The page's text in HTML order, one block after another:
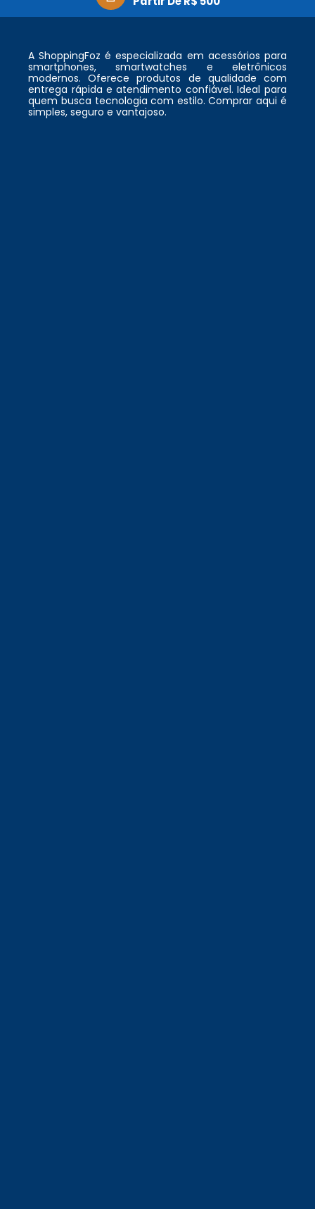
A ShoppingFoz é especializada em acessórios para
smartphones, smartwatches e eletrônicos
modernos. Oferece produtos de qualidade com
entrega rápida e atendimento confiável. Ideal para
quem busca tecnologia com estilo. Comprar aqui é
simples, seguro e vantajoso.